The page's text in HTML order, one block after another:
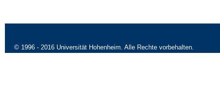
© 1996 - 2016 Universität Hohenheim. Alle Rechte vorbehalten.